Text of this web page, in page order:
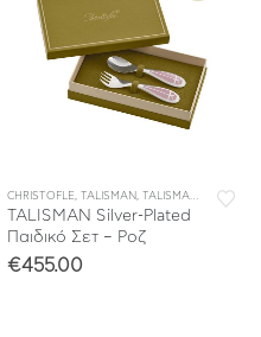
ΠΑΙΔΙΚΑ ,ΣΠΙΤΙ
CHRISTOFLE, TALISMAN, TALISMAN BABY ,
TALISMAN Silver-Plated
Παιδικό Σετ – Ροζ
€455.00